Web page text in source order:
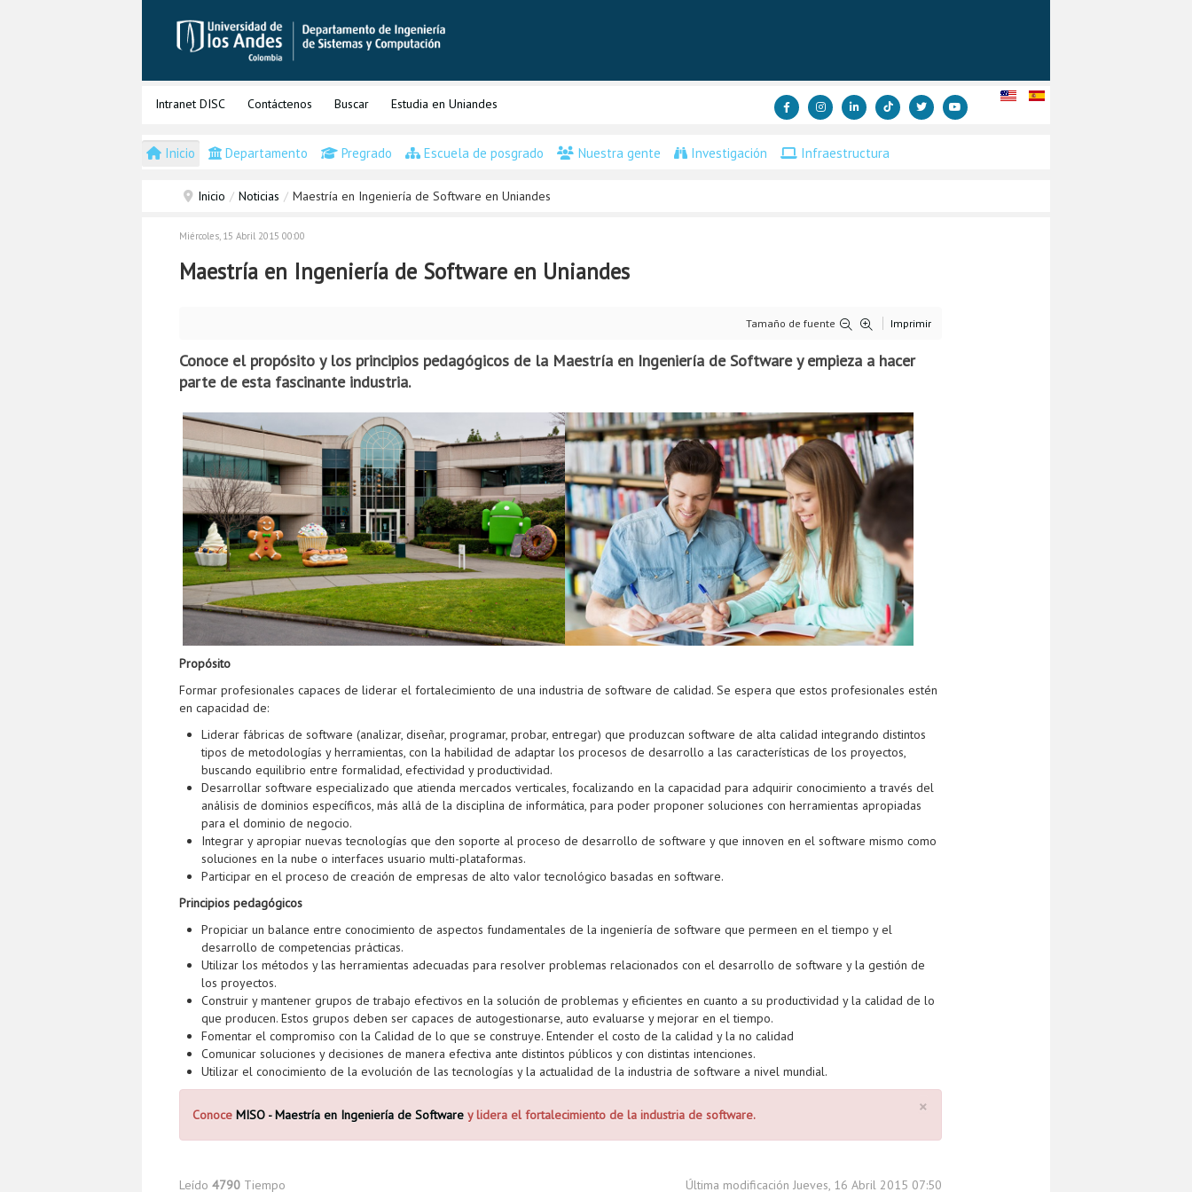
Intranet DISC Contáctenos Buscar Estudia en Uniandes
Inicio Departamento Pregrado Escuela de posgrado Nuestra gente Investigación Infraestructura
Inicio / Noticias / Maestría en Ingeniería de Software en Uniandes
Miércoles, 15 Abril 2015 00:00
Maestría en Ingeniería de Software en Uniandes
Tamaño de fuente Imprimir
Conoce el propósito y los principios pedagógicos de la Maestría en Ingeniería de Software y empieza a hacer
parte de esta fascinante industria.
Propósito
Formar profesionales capaces de liderar el fortalecimiento de una industria de software de calidad. Se espera que estos profesionales estén
en capacidad de:
Liderar fábricas de software (analizar, diseñar, programar, probar, entregar) que produzcan software de alta calidad integrando distintos
tipos de metodologías y herramientas, con la habilidad de adaptar los procesos de desarrollo a las características de los proyectos,
buscando equilibrio entre formalidad, efectividad y productividad.
Desarrollar software especializado que atienda mercados verticales, focalizando en la capacidad para adquirir conocimiento a través del
análisis de dominios específicos, más allá de la disciplina de informática, para poder proponer soluciones con herramientas apropiadas
para el dominio de negocio.
Integrar y apropiar nuevas tecnologías que den soporte al proceso de desarrollo de software y que innoven en el software mismo como
soluciones en la nube o interfaces usuario multi-plataformas.
Participar en el proceso de creación de empresas de alto valor tecnológico basadas en software.
Principios pedagógicos
Propiciar un balance entre conocimiento de aspectos fundamentales de la ingeniería de software que permeen en el tiempo y el
desarrollo de competencias prácticas.
Utilizar los métodos y las herramientas adecuadas para resolver problemas relacionados con el desarrollo de software y la gestión de
los proyectos.
Construir y mantener grupos de trabajo efectivos en la solución de problemas y eficientes en cuanto a su productividad y la calidad de lo
que producen. Estos grupos deben ser capaces de autogestionarse, auto evaluarse y mejorar en el tiempo.
Fomentar el compromiso con la Calidad de lo que se construye. Entender el costo de la calidad y la no calidad
Comunicar soluciones y decisiones de manera efectiva ante distintos públicos y con distintas intenciones.
Utilizar el conocimiento de la evolución de las tecnologías y la actualidad de la industria de software a nivel mundial.
×
Conoce MISO - Maestría en Ingeniería de Software y lidera el fortalecimiento de la industria de software.
Leído 4790 Tiempo Última modificación Jueves, 16 Abril 2015 07:50